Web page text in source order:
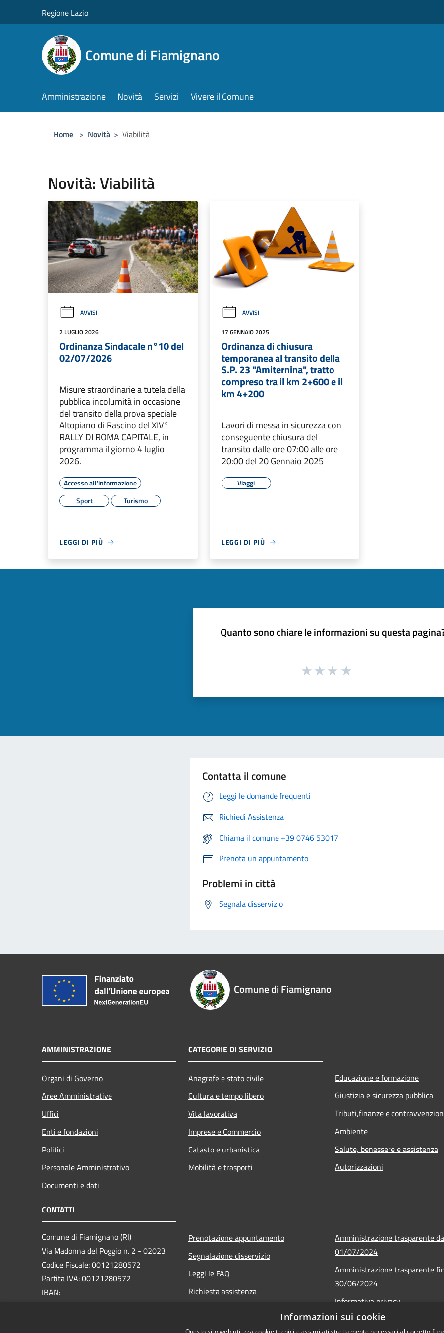
Regione Lazio
Comune di Fiamignano
Amministrazione Novità Servizi Vivere il Comune
Home > Novità > Viabilità
Novità: Viabilità
AVVISI
2 LUGLIO 2026
Ordinanza Sindacale n°10 del
02/07/2026
Misure straordinarie a tutela della
pubblica incolumità in occasione
del transito della prova speciale
Altopiano di Rascino del XIV°
RALLY DI ROMA CAPITALE, in
programma il giorno 4 luglio
2026.
Accesso all'informazione
Sport
Turismo
LEGGI DI PIÙ
AVVISI
17 GENNAIO 2025
Ordinanza di chiusura
temporanea al transito della
S.P. 23 "Amiternina", tratto
compreso tra il km 2+600 e il
km 4+200
Lavori di messa in sicurezza con
conseguente chiusura del
transito dalle ore 07:00 alle ore
20:00 del 20 Gennaio 2025
Viaggi
LEGGI DI PIÙ
Quanto sono chiare le informazioni su questa
Contatta il comune
Leggi le domande frequenti
Richiedi Assistenza
Chiama il comune +39 0746 53017
Prenota un appuntamento
Problemi in città
Segnala disservizio
Comune di Fiamignano
AMMINISTRAZIONE
Organi di Governo
Aree Amministrative
Uffici
Enti e fondazioni
Politici
Personale Amministrativo
Documenti e dati
CATEGORIE DI SERVIZIO
Anagrafe e stato civile
Cultura e tempo libero
Vita lavorativa
Imprese e Commercio
Catasto e urbanistica
Mobilità e trasporti
Educazione e formazione
Giustizia e sicurezza pubblica
Tributi,finanze e
Ambiente
Salute, benessere e assistenza
Autorizzazioni
CONTATTI
Comune di Fiamignano (RI)
Via Madonna del Poggio n. 2 - 02023
Codice Fiscale: 00121280572
Partita IVA: 00121280572
IBAN:
Prenotazione appuntamento
Segnalazione disservizio
Leggi le FAQ
Richiesta assistenza
Amministrazione trasparente
01/07/2024
Amministrazione trasparente
30/06/2024
Informativa privacy
Note legali
Informazioni sui cookie
Questo sito web utilizza cookie tecnici e assimilati strettamente necessari al corretto